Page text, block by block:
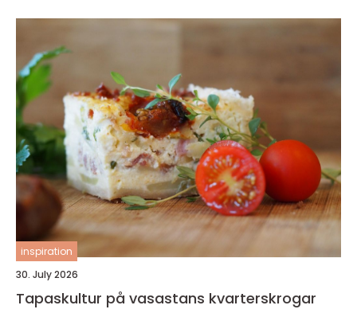
inspiration
30. July 2026
Tapaskultur på vasastans kvarterskrogar